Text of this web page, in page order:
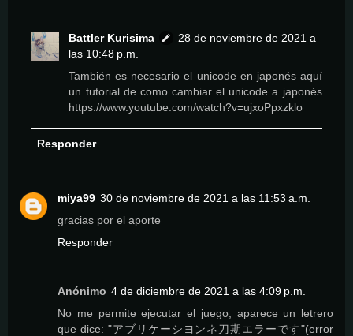
Battler Kurisima
28 de noviembre de 2021 a
las 10:48 p.m.
También es necesario el unicode en japonés aquí
un tutorial de como cambiar el unicode a japonés
https://www.youtube.com/watch?v=ujxoPpxzklo
Responder
miya99 30 de noviembre de 2021 a las 11:53 a.m.
gracias por el aporte
Responder
Anónimo 4 de diciembre de 2021 a las 4:09 p.m.
No me permite ejecutar el juego, aparece un letrero
que dice: "アブリケーシヨンネ刀期エラーです"(error